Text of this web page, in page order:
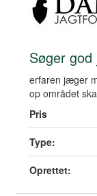
Søger
erfaren jæger
op området
Pris
Type:
Oprettet: